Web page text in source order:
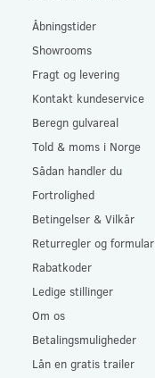
Åbningstider
Showrooms
Fragt og levering
Kontakt kundeservice
Beregn gulvareal
Told & moms i Norge
Sådan handler du
Fortrolighed
Betingelser & Vilkår
Returregler og formular
Rabatkoder
Ledige stillinger
Om os
Betalingsmuligheder
Lån en gratis trailer